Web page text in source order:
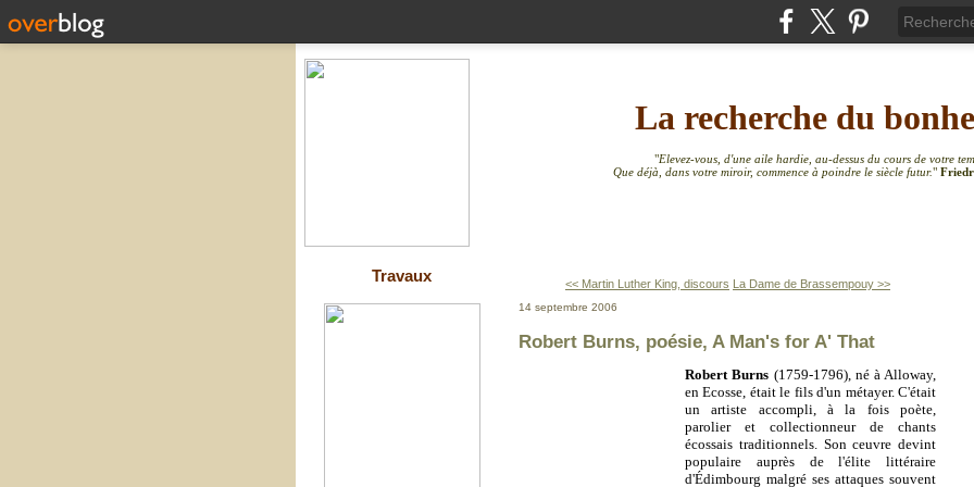
La recherche du
"Elevez-vous, d'une aile hardie, au-dessus du cours de votre
Que déjà, dans votre miroir, commence à poindre le siècle futur."
Travaux << Martin Luther King, discours La Dame de Brassempouy >>
14 septembre 2006
Robert Burns, poésie, A Man's for A' That
Robert Burns (1759-1796), né à Alloway,
en Ecosse, était le fils d'un métayer. C'était
un artiste accompli, à la fois poète,
parolier et collectionneur de chants
écossais traditionnels. Son ceuvre devint
populaire auprès de l'élite littéraire
d'Édimbourg malgré ses attaques souvent